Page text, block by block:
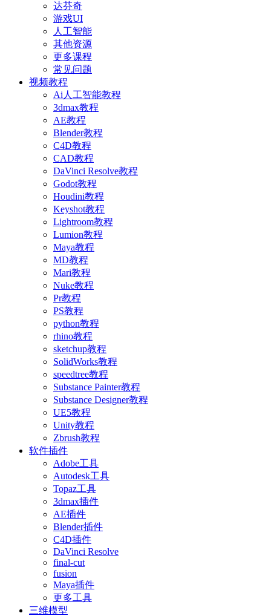
达芬奇
游戏UI
人工智能
其他资源
更多课程
常见问题
视频教程
Ai人工智能教程
3dmax教程
AE教程
Blender教程
C4D教程
CAD教程
DaVinci Resolve教程
Godot教程
Houdini教程
Keyshot教程
Lightroom教程
Lumion教程
Maya教程
MD教程
Mari教程
Nuke教程
Pr教程
PS教程
python教程
rhino教程
sketchup教程
SolidWorks教程
speedtree教程
Substance Painter教程
Substance Designer教程
UE5教程
Unity教程
Zbrush教程
软件插件
Adobe工具
Autodesk工具
Topaz工具
3dmax插件
AE插件
Blender插件
C4D插件
DaVinci Resolve
final-cut
fusion
Maya插件
更多工具
三维模型